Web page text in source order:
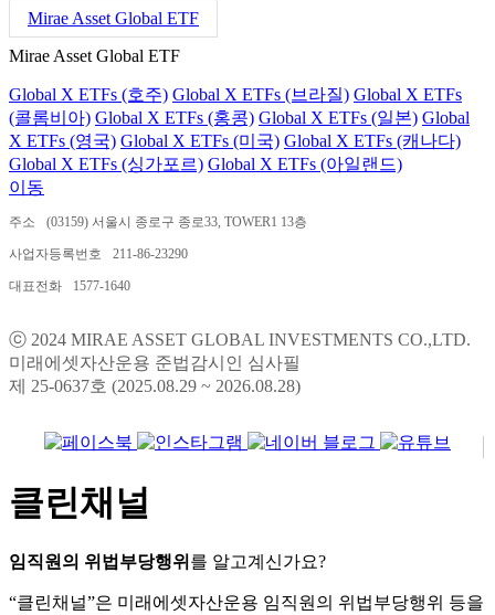
Mirae Asset Global ETF
Mirae Asset Global ETF
Global X ETFs (호주) Global X ETFs (브라질) Global X ETFs
(콜롬비아) Global X ETFs (홍콩) Global X ETFs (일본) Global
X ETFs (영국) Global X ETFs (미국) Global X ETFs (캐나다)
Global X ETFs (싱가포르) Global X ETFs (아일랜드)
이동
주소 (03159) 서울시 종로구 종로33, TOWER1 13층
사업자등록번호 211-86-23290
대표전화 1577-1640
ⓒ 2024 MIRAE ASSET GLOBAL INVESTMENTS CO.,LTD.
미래에셋자산운용 준법감시인 심사필
제 25-0637호 (2025.08.29 ~ 2026.08.28)
클린채널
임직원의 위법부당행위 를 알고계신가요?
“클린채널”은 미래에셋자산운용 임직원의 위법부당행위 등을